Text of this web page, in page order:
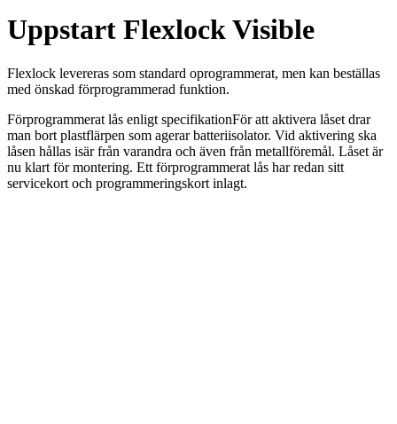
Uppstart Flexlock Visible
Flexlock levereras som standard oprogrammerat, men kan beställas
med önskad förprogrammerad funktion.
Förprogrammerat lås enligt specifikationFör att aktivera låset drar
man bort plastflärpen som agerar batteriisolator. Vid aktivering ska
låsen hållas isär från varandra och även från metallföremål. Låset är
nu klart för montering. Ett förprogrammerat lås har redan sitt
servicekort och programmeringskort inlagt.